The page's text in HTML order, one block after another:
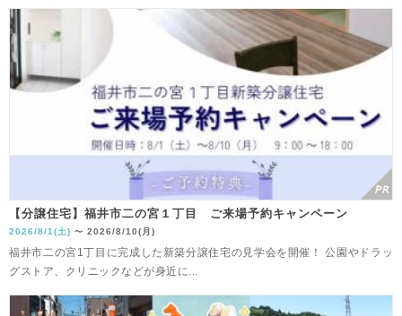
【分譲住宅】福井市二の宮１丁目 ご来場予約キャンペーン
2026/8/1(土) 〜 2026/8/10(月)
福井市二の宮1丁目に完成した新築分譲住宅の見学会を開催！ 公園やドラッ
グストア、クリニックなどが身近に...